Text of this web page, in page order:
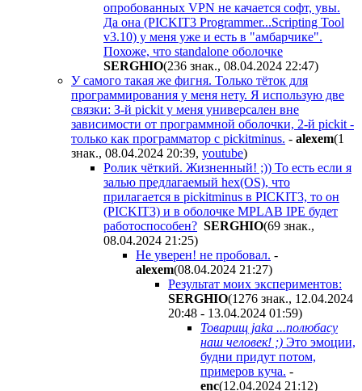
опробованных VPN не качается софт, увы.
Да она (PICKIT3 Programmer...Scripting Tool
v3.10) у меня уже и есть в "амбарчике".
Похоже, что standalone оболочке
SERGHIO(236 знак., 08.04.2024 22:47)
У самого такая же фигня. Только тёток для
программирования у меня нету. Я использую две
связки: З-й pickit у меня универсален вне
зависимости от программной оболочки, 2-й pickit -
только как программатор с pickitminus. - alexem(1
знак., 08.04.2024 20:39, youtube)
Ролик чёткий. Жизненный! ;)) То есть если я
залью предлагаемый hex(ОS), что
прилагается в pickitminus в PICKIT3, то он
(PICKIT3) и в оболочке MPLAB IPE будет
работоспособен? SERGHIO(69 знак.,
08.04.2024 21:25)
Не уверен! не пробовал. -
alexem(08.04.2024 21:27)
Результат моих экспериментов:
SERGHIO(1276 знак., 12.04.2024
20:48 - 13.04.2024 01:59)
Товарищ jaka ...полюбасу
наш человек! ;) Это эмоции,
будни придут потом,
примеров куча. -
enc(12.04.2024 21:12)